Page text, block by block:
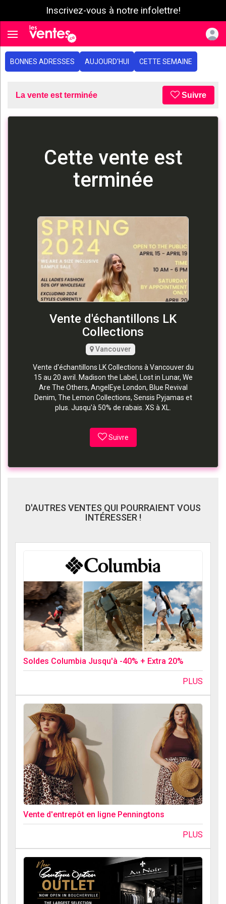
Inscrivez-vous à notre infolettre!
Toggle navigation
BONNES ADRESSES AUJOURD'HUI CETTE SEMAINE
La vente est terminée Suivre
Cette vente est
terminée
Vente d'échantillons LK
Collections
Vancouver
Vente d'échantillons LK Collections à Vancouver du
15 au 20 avril. Madison the Label, Lost in Lunar, We
Are The Others, AngelEye London, Blue Revival
Denim, The Lemon Collections, Sensis Pyjamas et
plus. Jusqu'à 50% de rabais. XS à XL.
Suivre
D'AUTRES VENTES QUI POURRAIENT VOUS
INTÉRESSER !
Soldes Columbia Jusqu'à -40% + Extra 20%
PLUS
Vente d'entrepôt en ligne Penningtons
PLUS